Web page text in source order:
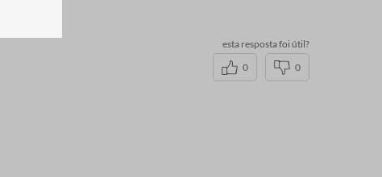
esta resposta foi útil?
0
0